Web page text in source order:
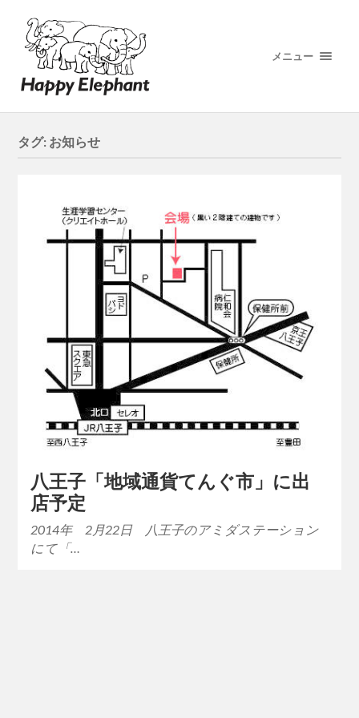
メニュー
タグ: お知らせ
八王子「地域通貨てんぐ市」に出
店予定
2014年 2月22日 八王子のアミダステーション
にて「…